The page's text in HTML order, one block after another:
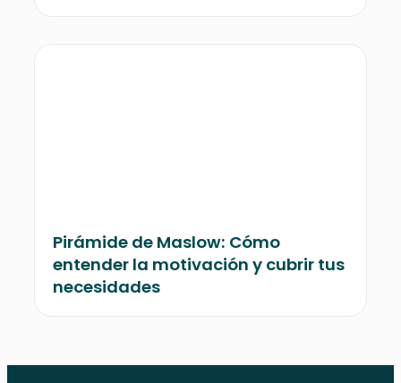
Pirámide de Maslow: Cómo
entender la motivación y cubrir tus
necesidades